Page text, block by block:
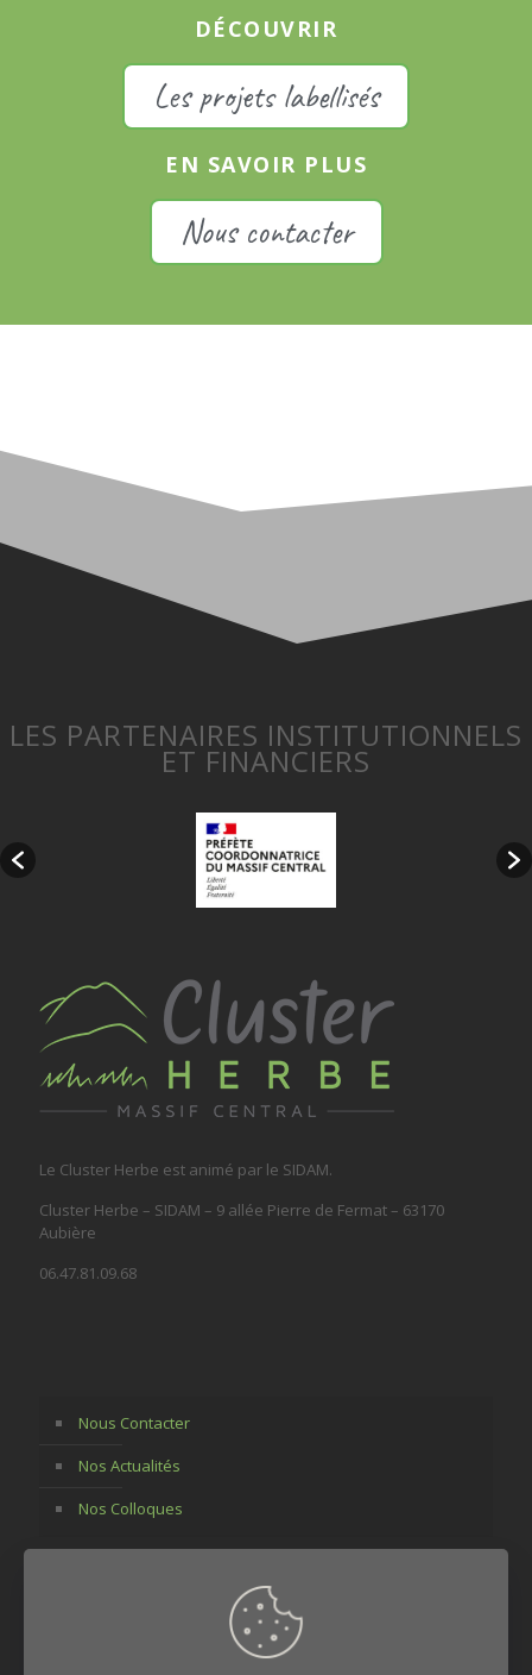
DÉCOUVRIR
Les projets labellisés
EN SAVOIR PLUS
Nous contacter
LES PARTENAIRES INSTITUTIONNELS
ET FINANCIERS
Le Cluster Herbe est animé par le SIDAM.
Cluster Herbe – SIDAM – 9 allée Pierre de Fermat – 63170
Aubière
06.47.81.09.68
Nous Contacter
Nos Actualités
Nos Colloques
Membres et Partenaires